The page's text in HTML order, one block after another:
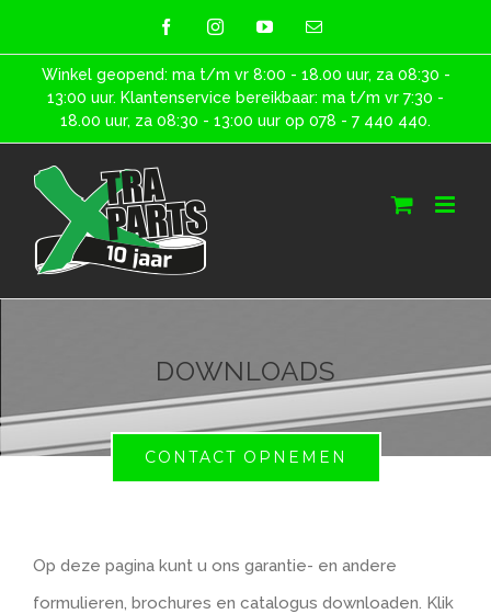
to
content
facebookinstagramyoutubeE-
Winkel geopend: ma t/m vr 8:00 - 18.00 uur, za 08:30 -
13:00 uur. Klantenservice bereikbaar: ma t/m vr 7:30 -
18.00 uur, za 08:30 - 13:00 uur op 078 - 7 440 440.
DOWNLOADS
CONTACT OPNEMEN
Op deze pagina kunt u ons garantie- en andere
formulieren, brochures en catalogus downloaden. Klik